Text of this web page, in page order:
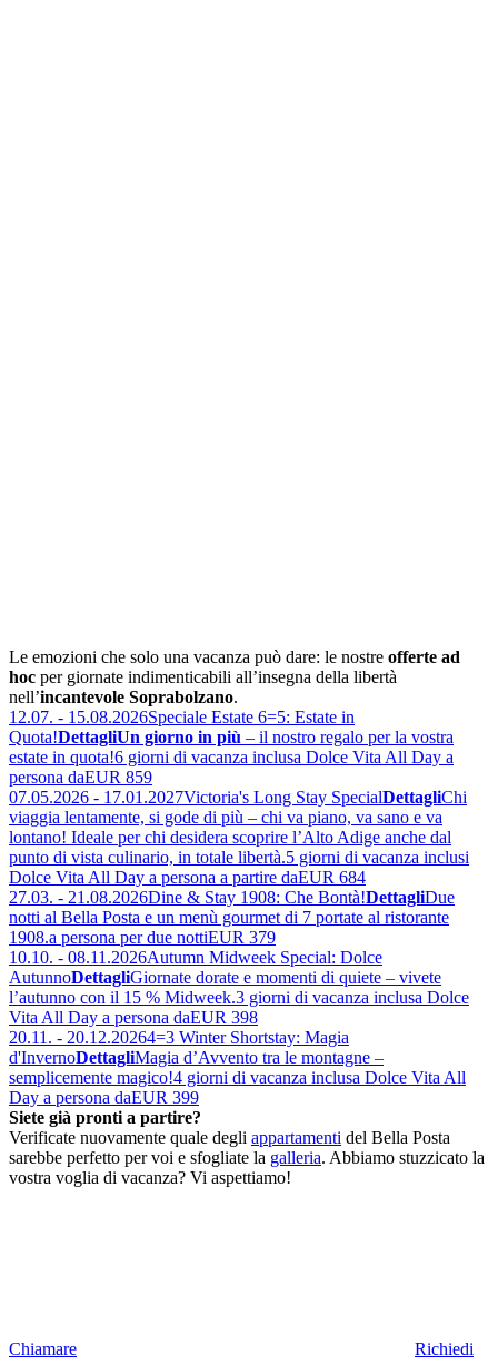
Le emozioni che solo una vacanza può dare: le nostre offerte ad
hoc per giornate indimenticabili all’insegna della libertà
nell’incantevole Soprabolzano.
12.07. - 15.08.2026Speciale Estate 6=5: Estate in
Quota!DettagliUn giorno in più – il nostro regalo per la vostra
estate in quota!6 giorni di vacanza inclusa Dolce Vita All Day a
persona daEUR 859
07.05.2026 - 17.01.2027Victoria's Long Stay SpecialDettagliChi
viaggia lentamente, si gode di più – chi va piano, va sano e va
lontano! Ideale per chi desidera scoprire l’Alto Adige anche dal
punto di vista culinario, in totale libertà.5 giorni di vacanza inclusi
Dolce Vita All Day a persona a partire daEUR 684
27.03. - 21.08.2026Dine & Stay 1908: Che Bontà!DettagliDue
notti al Bella Posta e un menù gourmet di 7 portate al ristorante
1908.a persona per due nottiEUR 379
10.10. - 08.11.2026Autumn Midweek Special: Dolce
AutunnoDettagliGiornate dorate e momenti di quiete – vivete
l’autunno con il 15 % Midweek.3 giorni di vacanza inclusa Dolce
Vita All Day a persona daEUR 398
20.11. - 20.12.20264=3 Winter Shortstay: Magia
d'InvernoDettagliMagia d’Avvento tra le montagne –
semplicemente magico!4 giorni di vacanza inclusa Dolce Vita All
Day a persona daEUR 399
Siete già pronti a partire?
Verificate nuovamente quale degli appartamenti del Bella Posta
sarebbe perfetto per voi e sfogliate la galleria. Abbiamo stuzzicato la
vostra voglia di vacanza? Vi aspettiamo!
Chiamare Richiedi